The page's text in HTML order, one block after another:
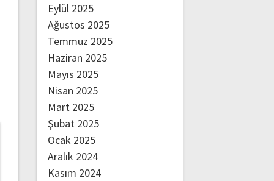
Eylül 2025
Ağustos 2025
Temmuz 2025
Haziran 2025
Mayıs 2025
Nisan 2025
Mart 2025
Şubat 2025
Ocak 2025
Aralık 2024
Kasım 2024